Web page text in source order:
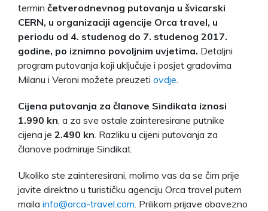
termin četverodnevnog putovanja u švicarski
CERN, u organizaciji agencije Orca travel, u
periodu od 4. studenog do 7. studenog 2017.
godine, po iznimno povoljnim uvjetima. Detaljni
program putovanja koji uključuje i posjet gradovima
Milanu i Veroni možete preuzeti ovdje
Cijena putovanja za članove Sindikata iznosi
1.990 kn , a za sve ostale zainteresirane putnike
cijena je 2.490 kn . Razliku u cijeni putovanja za
članove podmiruje Sindikat.
Ukoliko ste zainteresirani, molimo vas da se čim prije
javite direktno u turističku agenciju Orca travel putem
maila info@orca-travel.com . Prilikom prijave obavezno